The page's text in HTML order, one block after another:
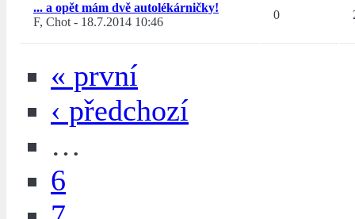
... a opět mám dvě autolékárničky!
F, Chot- 18.7.2014 10:46
0
« první
‹ předchozí
…
6